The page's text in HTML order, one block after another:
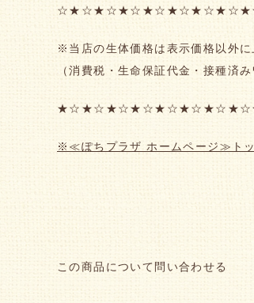
※当店の生体価格は表示価格以外に
（消費税・生命保証代金・接種済
※≪ぽちプラザ ホームページ≫ト
この商品について問い合わせる